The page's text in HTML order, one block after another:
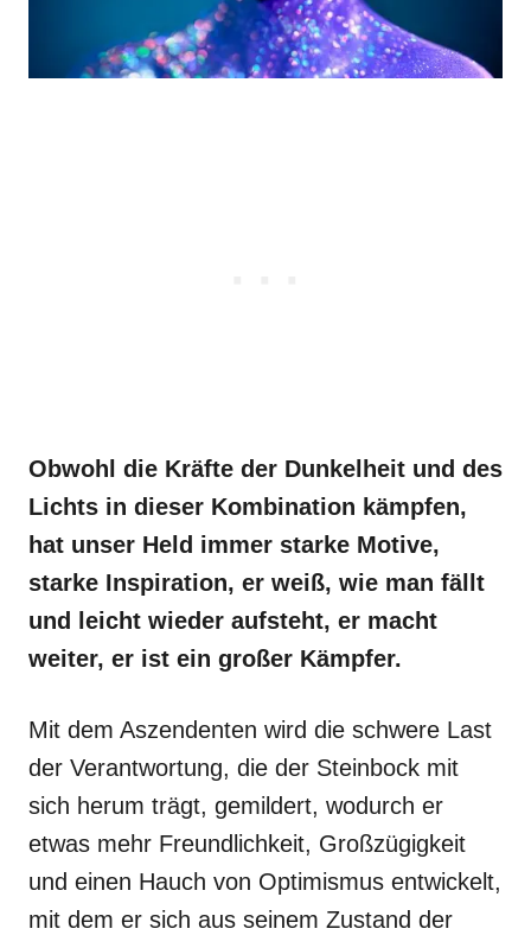
Obwohl die Kräfte der Dunkelheit und des
Lichts in dieser Kombination kämpfen,
hat unser Held immer starke Motive,
starke Inspiration, er weiß, wie man fällt
und leicht wieder aufsteht, er macht
weiter, er ist ein großer Kämpfer.
Mit dem Aszendenten wird die schwere Last
der Verantwortung, die der Steinbock mit
sich herum trägt, gemildert, wodurch er
etwas mehr Freundlichkeit, Großzügigkeit
und einen Hauch von Optimismus entwickelt,
mit dem er sich aus seinem Zustand der